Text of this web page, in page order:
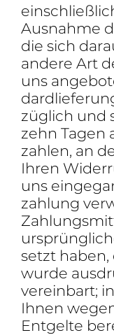
Ausnahme
die sich
andere Art
uns
züg­lich und
zehn Tagen
zahlen, an
Ihren
uns
zah­lung
setzt haben,
wurde
verein­bart;
Ihnen
Entgelte